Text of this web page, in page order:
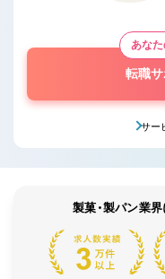
あな
転職
サー
製菓・製パン業